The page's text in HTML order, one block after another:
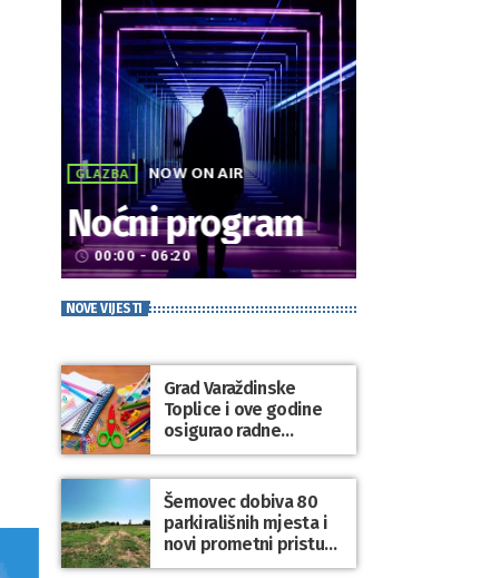
GLAZBA NOW ON AIR
Noćni program
access_time 00:00 - 06:20
NOVE VIJESTI
Grad Varaždinske
Toplice i ove godine
osigurao radne
bilježnice i dodatni
obrazovni materijal za
sve osnovnoškolce
Šemovec dobiva 80
parkirališnih mjesta i
novi prometni pristup
groblju